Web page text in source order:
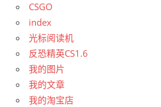
CSGO
index
光标阅读机
反恐精英CS1.6
我的图片
我的文章
我的淘宝店